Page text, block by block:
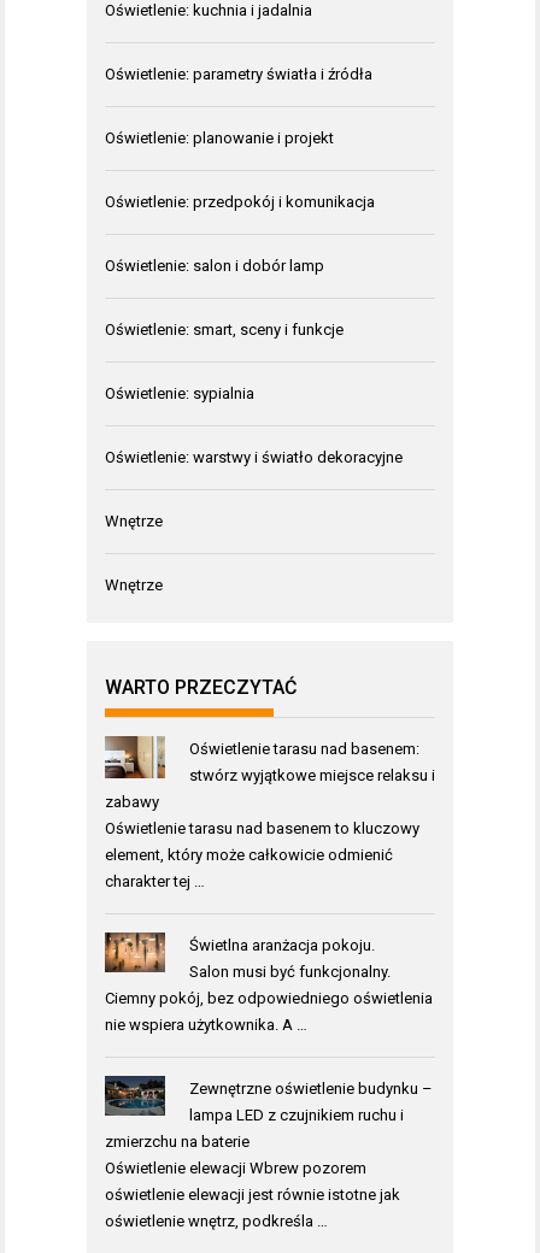
Oświetlenie: kuchnia i jadalnia
Oświetlenie: parametry światła i źródła
Oświetlenie: planowanie i projekt
Oświetlenie: przedpokój i komunikacja
Oświetlenie: salon i dobór lamp
Oświetlenie: smart, sceny i funkcje
Oświetlenie: sypialnia
Oświetlenie: warstwy i światło dekoracyjne
Wnętrze
Wnętrze
WARTO PRZECZYTAĆ
Oświetlenie tarasu nad basenem:
stwórz wyjątkowe miejsce relaksu i
zabawy
Oświetlenie tarasu nad basenem to kluczowy
element, który może całkowicie odmienić
charakter tej …
Świetlna aranżacja pokoju.
Salon musi być funkcjonalny.
Ciemny pokój, bez odpowiedniego oświetlenia
nie wspiera użytkownika. A …
Zewnętrzne oświetlenie budynku –
lampa LED z czujnikiem ruchu i
zmierzchu na baterie
Oświetlenie elewacji Wbrew pozorem
oświetlenie elewacji jest równie istotne jak
oświetlenie wnętrz, podkreśla …